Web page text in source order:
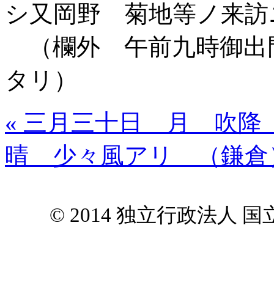
シ又岡野 菊地等ノ来訪
（欄外 午前九時御出
タリ）
« 三月三十日 月 吹降
晴 少々風アリ （鎌倉
© 2014 独立行政法人 国